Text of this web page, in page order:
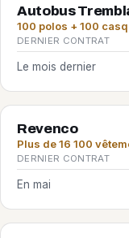
Autobus
100 polos + 100
DERNIER CONTRAT
Le mois dernier
Revenco
Plus de 16 100
DERNIER CONTRAT
En mai